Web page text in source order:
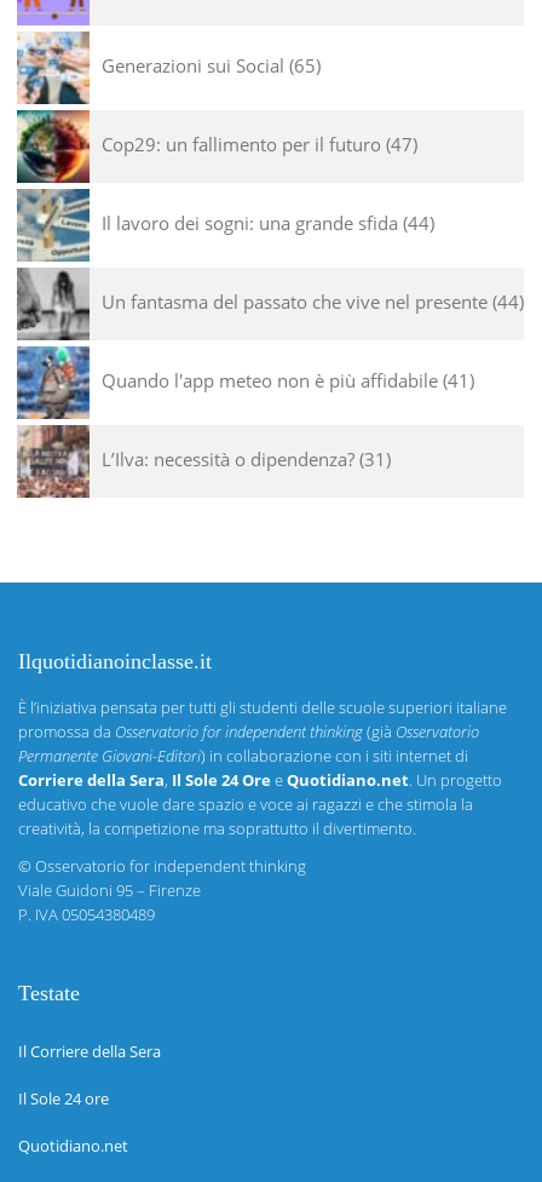
Generazioni sui Social 65
Cop29: un fallimento per il futuro 47
Il lavoro dei sogni: una grande sfida 44
Un fantasma del passato che vive nel presente 44
Quando l'app meteo non è più affidabile 41
L’Ilva: necessità o dipendenza? 31
Ilquotidianoinclasse.it
È l’iniziativa pensata per tutti gli studenti delle scuole superiori italiane
promossa da Osservatorio for independent thinking(già Osservatorio
Permanente Giovani-Editori) in collaborazione con i siti internet di
Corriere della Sera, Il Sole 24 OreeQuotidiano.net. Un progetto
educativo che vuole dare spazio e voce ai ragazzi e che stimola la
creatività, la competizione ma soprattutto il divertimento.
©Osservatorio for independent thinking
Viale Guidoni 95 – Firenze
P. IVA 05054380489
Testate
Il Corriere della Sera
Il Sole 24 ore
Quotidiano.net